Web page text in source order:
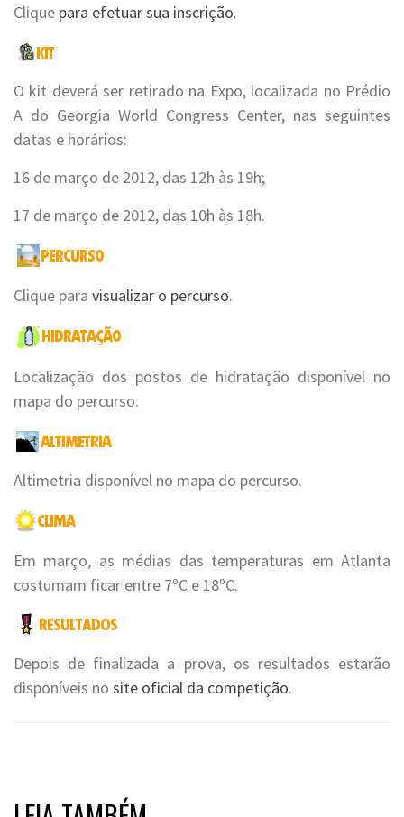
Clique para efetuar sua inscrição.
O kit deverá ser retirado na Expo, localizada no Prédio
A do Georgia World Congress Center, nas seguintes
datas e horários:
16 de março de 2012, das 12h às 19h;
17 de março de 2012, das 10h às 18h.
Clique para visualizar o percurso.
Localização dos postos de hidratação disponível no
mapa do percurso.
Altimetria disponível no mapa do percurso.
Em março, as médias das temperaturas em Atlanta
costumam ficar entre 7ºC e 18ºC.
Depois de finalizada a prova, os resultados estarão
disponíveis no site oficial da competição.